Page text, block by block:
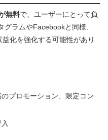
無料で、ユーザーにとって負
ラムやFacebookと同様、
化を強化する可能性があり
プロモーション、限定コン